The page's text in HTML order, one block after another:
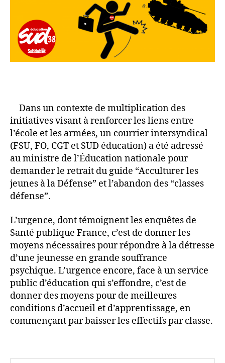
Dans un contexte de multiplication des
initiatives visant à renforcer les liens entre
l’école et les armées, un courrier intersyndical
(FSU, FO, CGT et SUD éducation) a été adressé
au ministre de l’Éducation nationale pour
demander le retrait du guide “Acculturer les
jeunes à la Défense” et l’abandon des “classes
défense”.
L’urgence, dont témoignent les enquêtes de
Santé publique France, c’est de donner les
moyens nécessaires pour répondre à la détresse
d’une jeunesse en grande souffrance
psychique. L’urgence encore, face à un service
public d’éducation qui s’effondre, c’est de
donner des moyens pour de meilleures
conditions d’accueil et d’apprentissage, en
commençant par baisser les effectifs par classe.